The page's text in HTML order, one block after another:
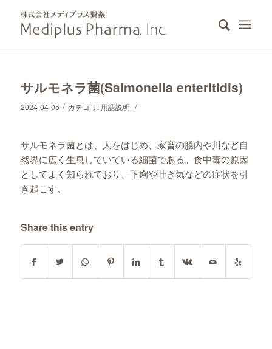
サルモネラ菌(Salmonella enteritidis)
2024-04-05 / カテゴリ: 用語説明 /
サルモネラ菌とは、人をはじめ、家畜の腸内や川など自
然界に広く生息していている細菌である。食中毒の原因
としてよく知られており、下痢や吐き気などの症状を引
き起こす。
Share this entry